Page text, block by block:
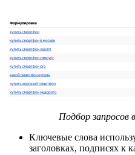
Подбор запросов
Ключевые слова
заголовках, подписях к